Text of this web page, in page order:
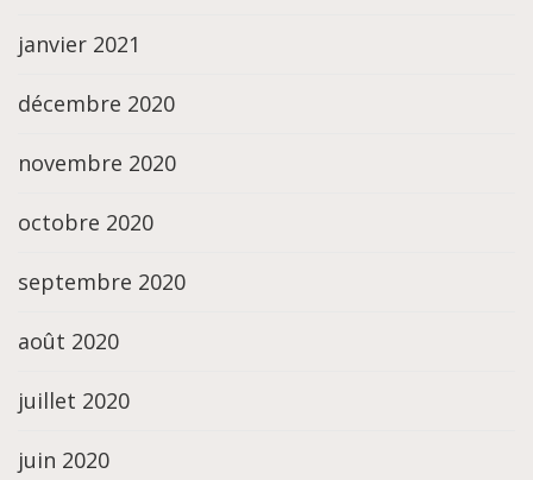
janvier 2021
décembre 2020
novembre 2020
octobre 2020
septembre 2020
août 2020
juillet 2020
juin 2020